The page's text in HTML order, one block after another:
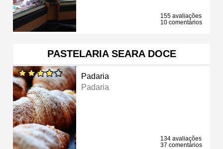
155 avaliações
10 comentários
PASTELARIA SEARA DOCE
Padaria
Padaria
134 avaliações
37 comentários